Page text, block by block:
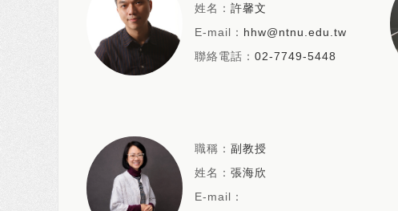
姓名： 許馨文
E-mail： hhw@ntnu.edu.tw
聯絡電話： 02-7749-5448
職稱： 副教授
姓名： 張海欣
E-mail：